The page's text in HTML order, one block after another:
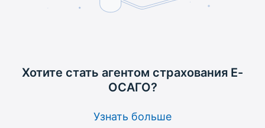
Хотите стать агентом страхования Е-
ОСАГО?
Узнать больше